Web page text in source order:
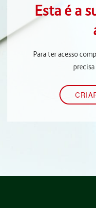
Esta é a
Para ter acesso